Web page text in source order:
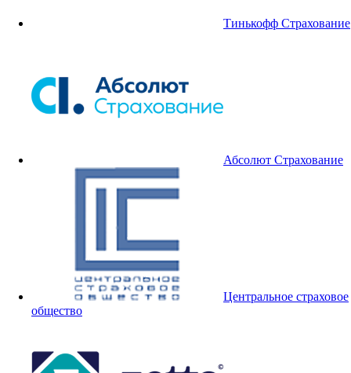
Тинькофф Страхование
Абсолют Страхование
Центральное страховое
общество